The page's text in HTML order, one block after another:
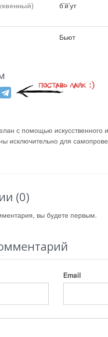
б’й’ут
Бьют
с помощью искусственного
исключительно для
(0)
вы будете первым.
Email